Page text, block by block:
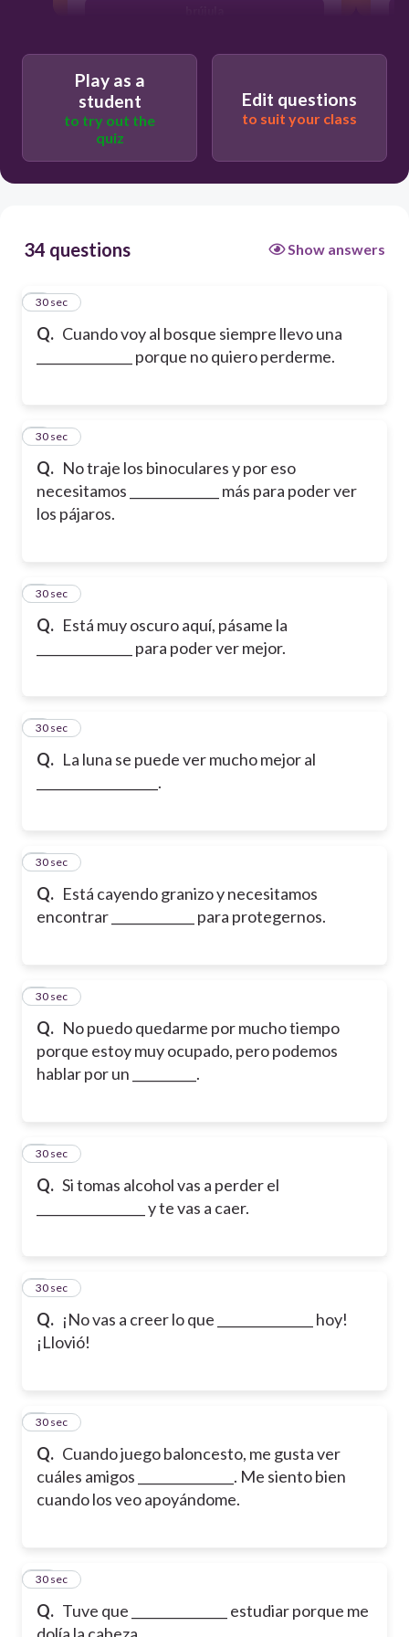
Play as a
student
to try out the
quiz
Edit questions
to suit your class
34 questions Show answers
Q. Cuando voy al bosque siempre llevo una
_______________ porque no quiero perderme.
1
30 sec
Q. No traje los binoculares y por eso
necesitamos ______________ más para poder ver
los pájaros.
2
30 sec
Q. Está muy oscuro aquí, pásame la
_______________ para poder ver mejor.
3
30 sec
Q. La luna se puede ver mucho mejor al
___________________.
4
30 sec
Q. Está cayendo granizo y necesitamos
encontrar _____________ para protegernos.
5
30 sec
Q. No puedo quedarme por mucho tiempo
porque estoy muy ocupado, pero podemos
hablar por un __________.
6
30 sec
Q. Si tomas alcohol vas a perder el
_________________ y te vas a caer.
7
30 sec
Q. ¡No vas a creer lo que _______________ hoy!
¡Llovió!
8
30 sec
Q. Cuando juego baloncesto, me gusta ver
cuáles amigos _______________. Me siento bien
cuando los veo apoyándome.
9
30 sec
Q. Tuve que _______________ estudiar porque me
dolía la cabeza.
10
30 sec